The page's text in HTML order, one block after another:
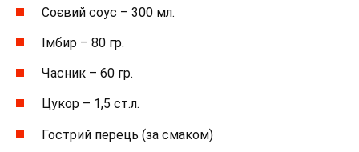
Соєвий соус – 300 мл.
Імбир – 80 гр.
Часник – 60 гр.
Цукор – 1,5 ст.л.
Гострий перець (за смаком)